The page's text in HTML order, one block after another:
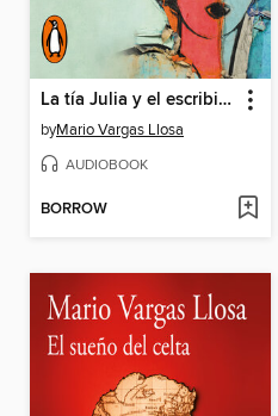
La tía Julia y el escribidor
byMario Vargas Llosa
AUDIOBOOK
BORROW